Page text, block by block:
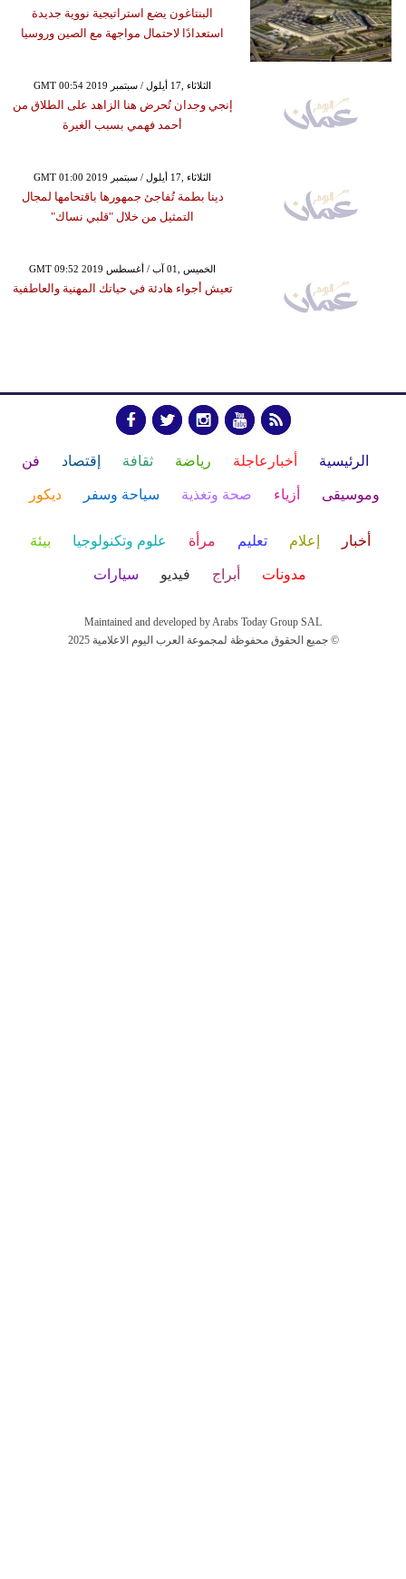
البنتاغون يضع استراتيجية نووية جديدة
استعدادًا لاحتمال مواجهة مع الصين وروسيا
GMT 00:54 2019 الثلاثاء ,17 أيلول / سبتمبر
إنجي وجدان تُحرض هنا الزاهد على الطلاق من
أحمد فهمي بسبب الغيرة
GMT 01:00 2019 الثلاثاء ,17 أيلول / سبتمبر
دينا بطمة تُفاجئ جمهورها باقتحامها لمجال
التمثيل من خلال "قلبي نساك"
GMT 09:52 2019 الخميس ,01 آب / أغسطس
تعيش أجواء هادئة في حياتك المهنية والعاطفية
الرئيسية أخبارعاجلة رياضة ثقافة إقتصاد فن
وموسيقى أزياء صحة وتغذية سياحة وسفر ديكور
أخبار إعلام تعليم مرأة علوم وتكنولوجيا بيئة
مدونات أبراج فيديو سيارات
Maintained and developed by Arabs Today Group SAL
جميع الحقوق محفوظة لمجموعة العرب اليوم الاعلامية 2025 ©